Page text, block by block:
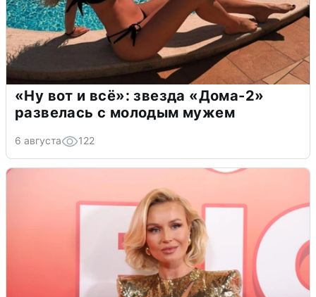
«Ну вот и всё»: звезда «Дома-2»
развелась с молодым мужем
6 августа 122